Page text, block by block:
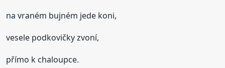
na vraném bujném jede koni,
vesele podkovičky zvoní,
přímo k chaloupce.